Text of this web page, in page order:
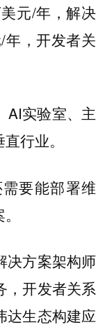
元/年，解决
年，开发者关
AI实验室、主
行业。
要能部署维
决方案架构师
，开发者关系
达生态构建应